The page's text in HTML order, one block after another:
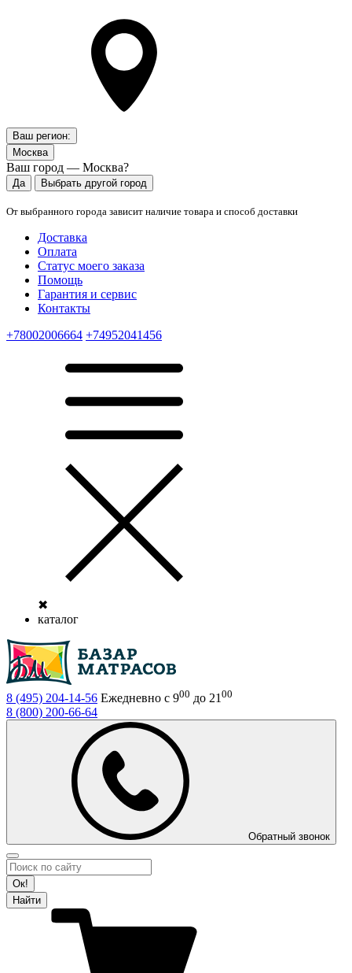
Ваш регион:
Москва
Ваш город — Москва?
Да Выбрать другой город
От выбранного города зависит наличие товара и способ доставки
Доставка
Оплата
Статус моего заказа
Помощь
Гарантия и сервис
Контакты
+78002006664 +74952041456
✖
каталог
8 (495) 204-14-56 Ежедневно с 900 до 21 00
8 (800) 200-66-64
Обратный звонок
Ок!
Найти